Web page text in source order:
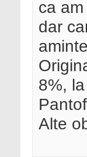
ca
dar
8%,
Alte